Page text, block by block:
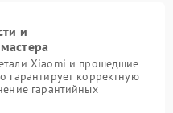
и
Xiaomi и прошедшие
гарантирует корректную
гарантийных